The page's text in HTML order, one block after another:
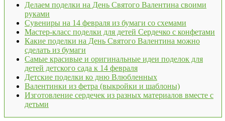
Делаем поделки на День Святого Валентина своими
руками
Сувениры на 14 февраля из бумаги со схемами
Мастер-класс поделки для детей Сердечко с конфетами
Какие поделки на День Святого Валентина можно
сделать из бумаги
Самые красивые и оригинальные идеи поделок для
детей детского сада к 14 февраля
Детские поделки ко дню Влюбленных
Валентинки из фетра (выкройки и шаблоны)
Изготовление сердечек из разных материалов вместе с
детьми